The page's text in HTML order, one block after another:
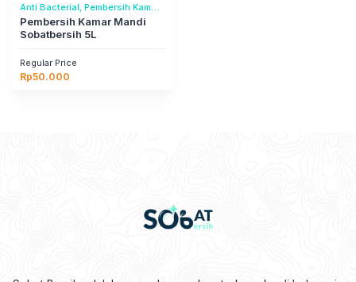
Anti Bacterial, Pembersih Kamar
Mandi
Pembersih Kamar Mandi
Sobatbersih 5L
Regular Price
Rp50.000